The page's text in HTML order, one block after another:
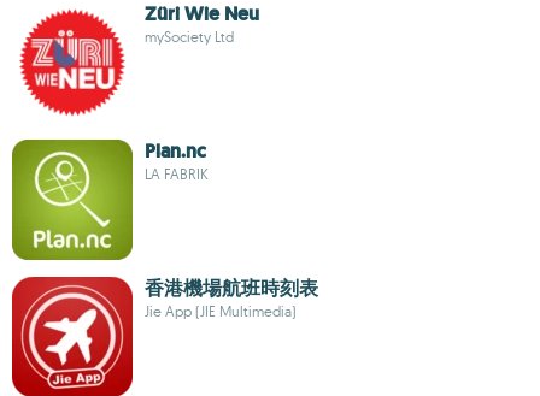
Züri Wie Neu
mySociety Ltd
Plan.nc
LA FABRIK
香港機場航班時刻表
Jie App (JIE Multimedia)